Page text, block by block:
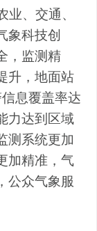
业、交通、
象科技创
，监测精
升，地面站
息覆盖率达
力达到区域
测系统更加
加精准，气
公众气象服